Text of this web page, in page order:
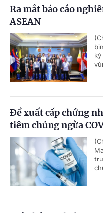
Ra mắt báo cáo
ASEAN
ký
Đề xuất cấp chứng
tiêm chủng ngừa